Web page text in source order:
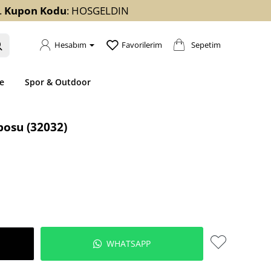
. Kupon Kodu: HOSGELDIN
Hesabım Favorilerim Sepetim
Spor & Outdoor
(32032)
WHATSAPP